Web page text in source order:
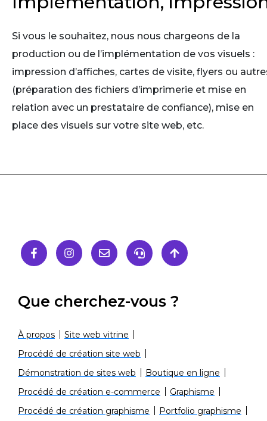
Si vous le souhaitez, nous nous chargeons de la
production ou de l’implémentation de vos visuels :
impression d’affiches, cartes de visite, flyers ou
(préparation des fichiers d’imprimerie et mise en
relation avec un prestataire de confiance), mise en
place des visuels sur votre site web, etc.
Que cherchez-vous ?
À propos
Site web vitrine
Procédé de création site web
Démonstration de sites web
Boutique en ligne
Procédé de création e-commerce
Graphisme
Procédé de création graphisme
Portfolio graphisme